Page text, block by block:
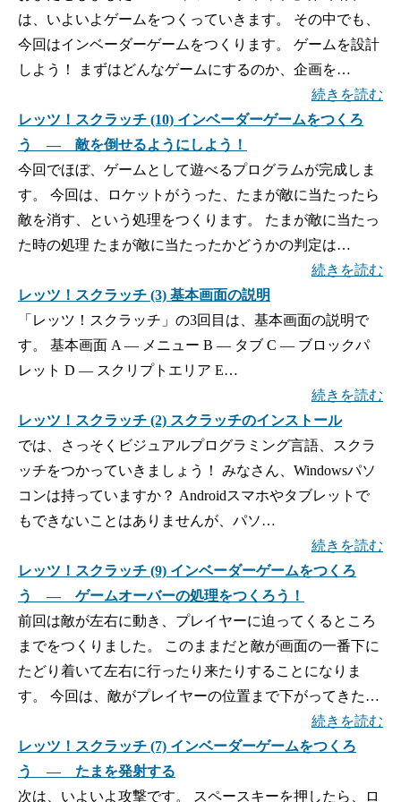
は、いよいよゲームをつくっていきます。 その中でも、
今回はインベーダーゲームをつくります。 ゲームを設計
しよう！ まずはどんなゲームにするのか、企画を…
続きを読む
レッツ！スクラッチ (10) インベーダーゲームをつくろ
う ― 敵を倒せるようにしよう！
今回でほぼ、ゲームとして遊べるプログラムが完成しま
す。 今回は、ロケットがうった、たまが敵に当たったら
敵を消す、という処理をつくります。 たまが敵に当たっ
た時の処理 たまが敵に当たったかどうかの判定は…
続きを読む
レッツ！スクラッチ (3) 基本画面の説明
「レッツ！スクラッチ」の3回目は、基本画面の説明で
す。 基本画面 A — メニュー B — タブ C — ブロックパ
レット D — スクリプトエリア E…
続きを読む
レッツ！スクラッチ (2) スクラッチのインストール
では、さっそくビジュアルプログラミング言語、スクラ
ッチをつかっていきましょう！ みなさん、Windowsパソ
コンは持っていますか？ Androidスマホやタブレットで
もできないことはありませんが、パソ…
続きを読む
レッツ！スクラッチ (9) インベーダーゲームをつくろ
う ― ゲームオーバーの処理をつくろう！
前回は敵が左右に動き、プレイヤーに迫ってくるところ
までをつくりました。 このままだと敵が画面の一番下に
たどり着いて左右に行ったり来たりすることになりま
す。 今回は、敵がプレイヤーの位置まで下がってきた…
続きを読む
レッツ！スクラッチ (7) インベーダーゲームをつくろ
う ― たまを発射する
次は、いよいよ攻撃です。 スペースキーを押したら、ロ